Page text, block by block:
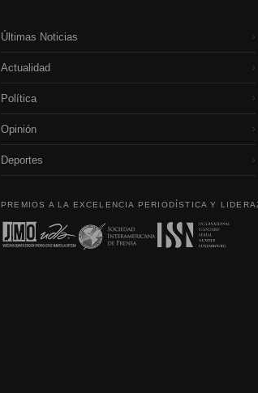
Últimas Noticias ›
Actualidad ›
Política ›
Opinión ›
Deportes ›
PREMIOS A LA EXCELENCIA PERIODÍSTICA Y